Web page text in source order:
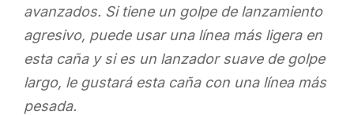
avanzados. Si tiene un golpe de lanzamiento
agresivo, puede usar una línea más ligera en
esta caña y si es un lanzador suave de golpe
largo, le gustará esta caña con una línea más
pesada.